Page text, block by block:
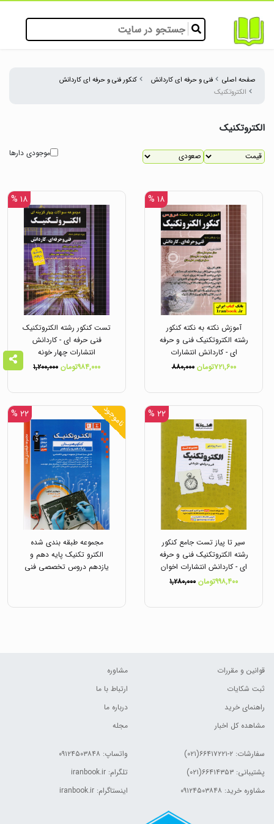
صفحه اصلی فنی و حرفه ای کاردانش
کنکور فنی و حرفه ای کاردانش
الکتروتکنیک
الکتروتکنیک
موجودی دارها
۱۸ %
آموزش نکته به نکته کنکور
رشته الکتروتکنیک فنی و حرفه
ای - کاردانش انتشارات
چهارخونه۷۲۱,۶۰۰تومان ۸۸۰,۰۰۰
۱۸ %
تست کنکور رشته الکتروتکنیک
فنی حرفه ای - کاردانش
انتشارات چهار خونه
۹۸۴,۰۰۰تومان
۱,۲۰۰,۰۰۰
۲۲ %
سیر تا پیاز تست جامع کنکور
رشته الکتروتکنیک فنی و حرفه
ای - کاردانش انتشارات اخوان
۹۹۸,۴۰۰تومان
۱,۲۸۰,۰۰۰
ناموجود ۲۲ %
مجموعه طبقه بندی شده
الکترو تکنیک پایه دهم و
یازدهم دروس تخصصی فنی
قوانین و مقررات
ثبت شکایات
راهنمای خرید
مشاهده کل اخبار
مشاوره
ارتباط با ما
درباره ما
مجله
سفارشات: ۲-۶۶۴۱۷۲۲۱(۰۲۱)
پشتیبانی: ۶۶۴۱۴۳۵۳(۰۲۱)
مشاوره خرید: ۰۹۱۲۴۵۰۳۸۴۸
واتساپ: ۰۹۱۲۴۵۰۳۸۴۸
تلگرام: iranbook.ir
اینستاگرام: iranbook.ir